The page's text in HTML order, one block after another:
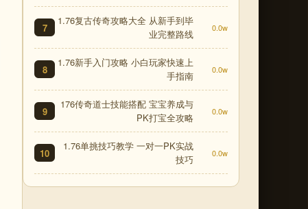
7
1.76复古传奇攻略大全 从新手到毕
业完整路线
0.0w
8
1.76新手入门攻略 小白玩家快速上
手指南
0.0w
9
176传奇道士技能搭配 宝宝养成与
PK打宝全攻略
0.0w
10
1.76单挑技巧教学 一对一PK实战
技巧
0.0w